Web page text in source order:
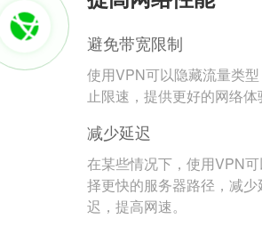
避免带宽限制
使用VPN可以隐藏流量类
止限速，提供更好的网络体
减少延迟
在某些情况下，使用VPN
择更快的服务器路径，减少
迟，提高网速。